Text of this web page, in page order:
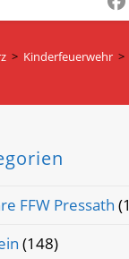
> Kinderfeuerwehr >
FFW Pressath
(148)